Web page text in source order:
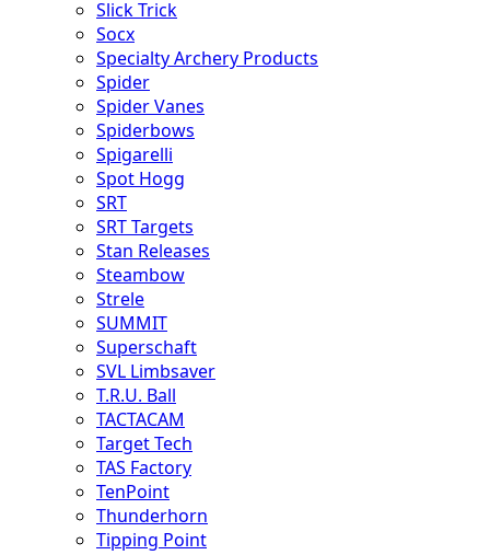
Slick Trick
Socx
Specialty Archery Products
Spider
Spider Vanes
Spiderbows
Spigarelli
Spot Hogg
SRT
SRT Targets
Stan Releases
Steambow
Strele
SUMMIT
Superschaft
SVL Limbsaver
T.R.U. Ball
TACTACAM
Target Tech
TAS Factory
TenPoint
Thunderhorn
Tipping Point